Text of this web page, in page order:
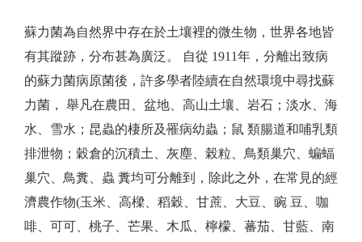
蘇力菌為自然界中存在於土壤裡的微生物，世界各地皆
有其蹤跡，分布甚為廣泛。 自從 1911年，分離出致病
的蘇力菌病原菌後，許多學者陸續在自然環境中尋找蘇
力菌， 舉凡在農田、盆地、高山土壤、岩石；淡水、海
水、雪水；昆蟲的棲所及罹病幼蟲；鼠 類腸道和哺乳類
排泄物；穀倉的沉積土、灰塵、榖粒、鳥類巢穴、蝙蝠
巢穴、鳥糞、蟲 糞均可分離到，除此之外，在常見的經
濟農作物(玉米、高樑、稻穀、甘蔗、大豆、豌 豆、咖
啡、可可、桃子、芒果、木瓜、檸檬、蕃茄、甘藍、南